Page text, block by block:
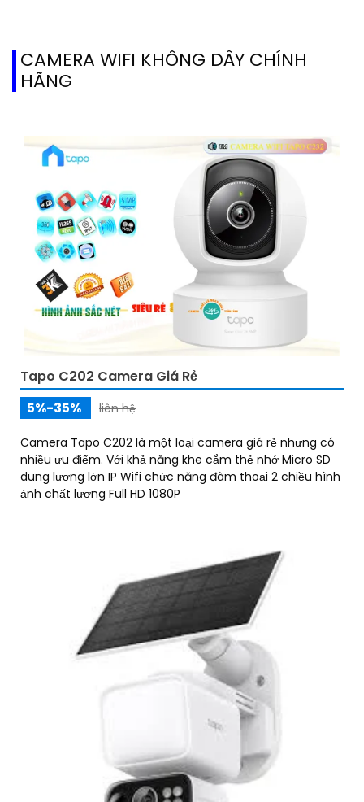
CAMERA WIFI KHÔNG DÂY CHÍNH
HÃNG
Tapo C202 Camera Giá Rẻ
5%-35%
liên hệ
Camera Tapo C202 là một loại camera giá rẻ nhưng có
nhiều ưu điểm. Với khả năng khe cắm thẻ nhớ Micro SD
dung lượng lớn IP Wifi chức năng đàm thoại 2 chiều hình
ảnh chất lượng Full HD 1080P